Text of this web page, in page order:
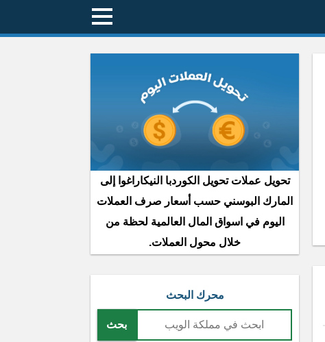
تحويل عملات تحويل الكوردبا النيكاراغوا إلى
المارك البوسني حسب أسعار صرف العملات
اليوم في اسواق المال العالمية لحظة من
خلال محول العملات.
محرك البحث
بحث